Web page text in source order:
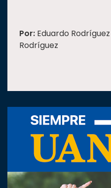
Por: Eduardo Rodríguez
Rodríguez